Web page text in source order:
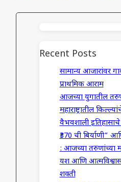
Recent Posts
सामान्य आजारांवर
प्राथमिक आराम
आजच्या युगातील
महाराष्ट्रातील
वैभवशाली इतिहासाचे
₹370 ची बिर्याणी”
: आजच्या तरुणांच्या
यश आणि
शक्ती